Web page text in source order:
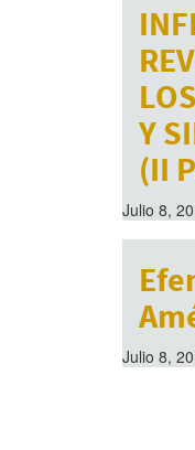
Y
(II
Julio 8,
Julio 8,